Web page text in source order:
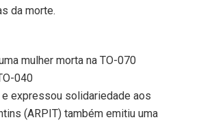
da morte.
mulher morta na TO-070
040
expressou solidariedade aos
(ARPIT) também emitiu uma